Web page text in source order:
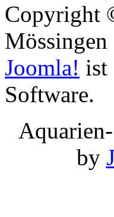
Copyright
Joomla! ist
Software.
by